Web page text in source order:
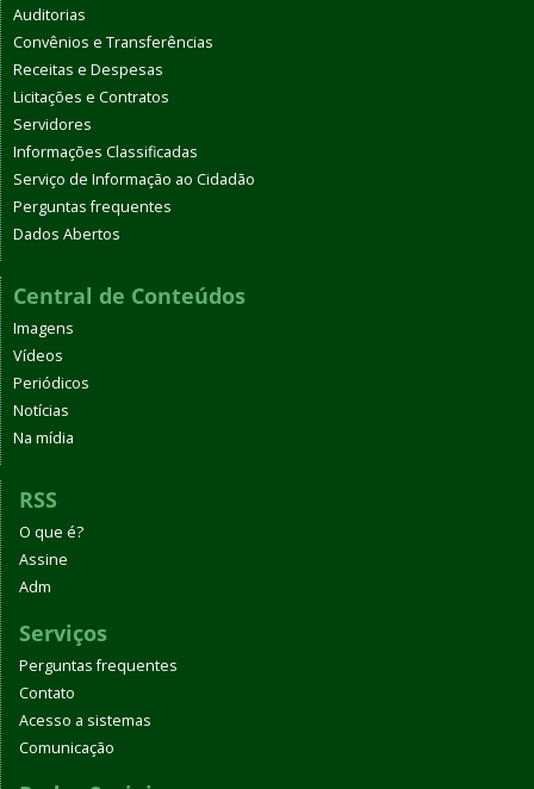
Auditorias
Convênios e Transferências
Receitas e Despesas
Licitações e Contratos
Servidores
Informações Classificadas
Serviço de Informação ao Cidadão
Perguntas frequentes
Dados Abertos
Central de Conteúdos
Imagens
Vídeos
Periódicos
Notícias
Na mídia
RSS
O que é?
Assine
Adm
Serviços
Perguntas frequentes
Contato
Acesso a sistemas
Comunicação